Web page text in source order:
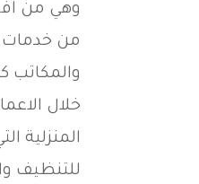
وهي من
من خدمات
خلال
المنزلية
للتنظيف